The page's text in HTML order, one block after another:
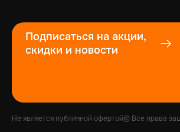
Подписаться на акции,
скидки и новости
Не является публичной офертой© Все права